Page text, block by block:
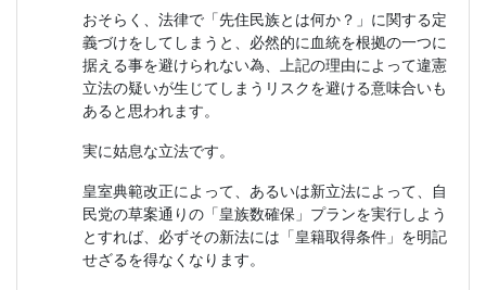
おそらく、法律で「先住民族とは何か？」に関する定
義づけをしてしまうと、必然的に血統を根拠の一つに
据える事を避けられない為、上記の理由によって違憲
立法の疑いが生じてしまうリスクを避ける意味合いも
あると思われます。
実に姑息な立法です。
皇室典範改正によって、あるいは新立法によって、自
民党の草案通りの「皇族数確保」プランを実行しよう
とすれば、必ずその新法には「皇籍取得条件」を明記
せざるを得なくなります。